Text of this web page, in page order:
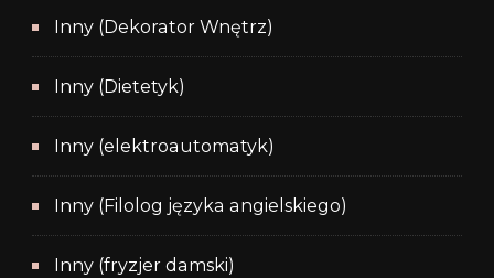
Inny (Dekorator Wnętrz)
Inny (Dietetyk)
Inny (elektroautomatyk)
Inny (Filolog języka angielskiego)
Inny (fryzjer damski)